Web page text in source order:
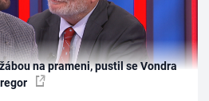
na prameni, pustil se Vondra